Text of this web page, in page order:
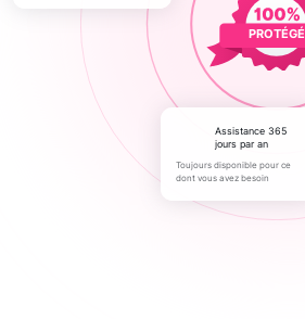
PROTÉGÉ
Assistance 365
jours par an
Toujours disponible pour ce
dont vous avez besoin